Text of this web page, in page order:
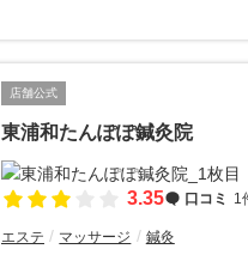
店舗公式
東浦和たんぽぽ鍼灸院
3.35 口コミ 1
エステ マッサージ 鍼灸